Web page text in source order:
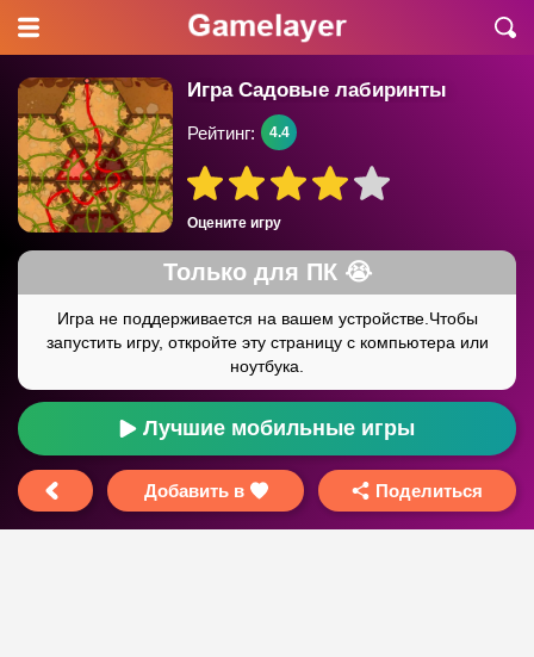
Игра Садовые лабиринты
Оцените игру
Рейтинг: 4.4
Лучшие мобильные игры
Добавить в Поделиться